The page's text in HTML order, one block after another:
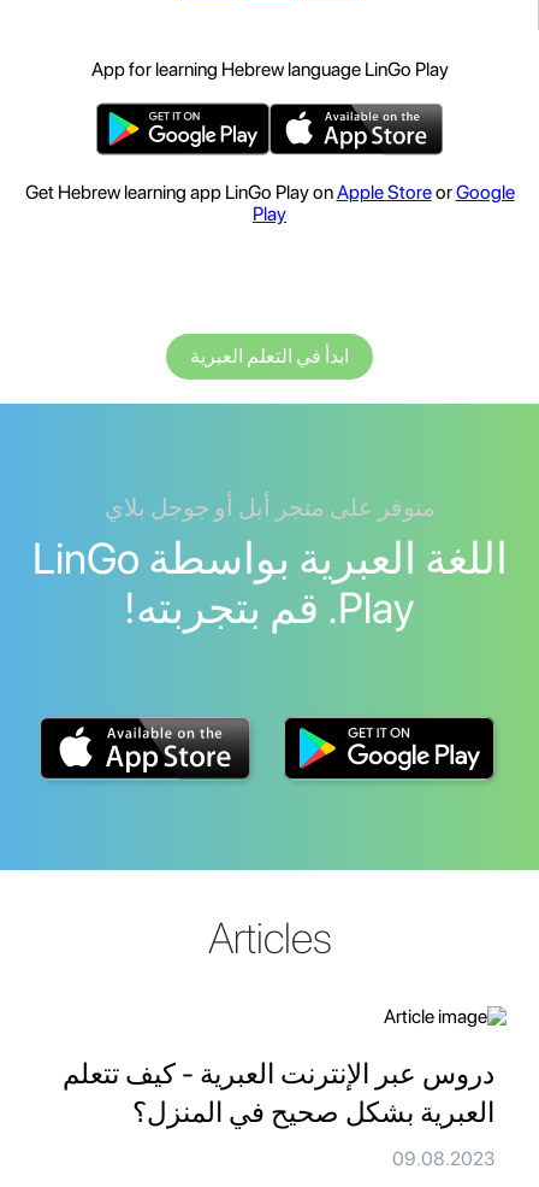
App for learning Hebrew language LinGo Play
Get Hebrew learning app LinGo Play onApple StoreorGoogle
Play
ابدأ في التعلم العبرية
متوفر على متجر أبل أو جوجل بلاي
اللغة العبرية بواسطة LinGo
Play. قم بتجربته!
Articles
دروس عبر الإنترنت العبرية - كيف تتعلم
العبرية بشكل صحيح في المنزل؟
09.08.2023